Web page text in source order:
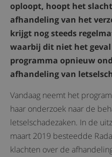
oploopt, hoopt het
afhandeling van het
krijgt nog steeds
waarbij dit niet het
programma opnieuw
afhandeling van
Vandaag neemt het
haar onderzoek naar de
letselschadezaken. In de
maart 2019 besteedde
klachten over de